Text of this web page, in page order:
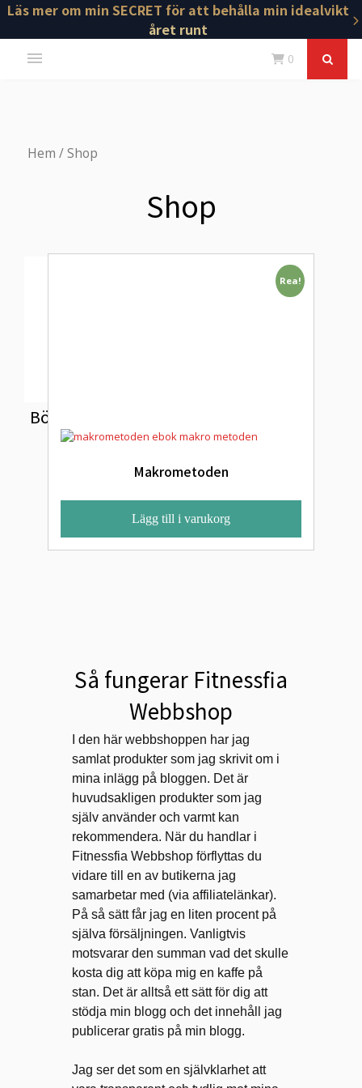
Läs mer om min SECRET för att behålla min idealvikt
året runt
0
Hem / Shop
Shop
Böcker och kurser
Rea!
Makrometoden
Lägg till i varukorg
Så fungerar Fitnessfia
Webbshop
I den här webbshoppen har jag
samlat produkter som jag skrivit om i
mina inlägg på bloggen. Det är
huvudsakligen produkter som jag
själv använder och varmt kan
rekommendera. När du handlar i
Fitnessfia Webbshop förflyttas du
vidare till en av butikerna jag
samarbetar med (via affiliatelänkar).
På så sätt får jag en liten procent på
själva försäljningen. Vanligtvis
motsvarar den summan vad det skulle
kosta dig att köpa mig en kaffe på
stan. Det är alltså ett sätt för dig att
stödja min blogg och det innehåll jag
publicerar gratis på min blogg.
Jag ser det som en självklarhet att